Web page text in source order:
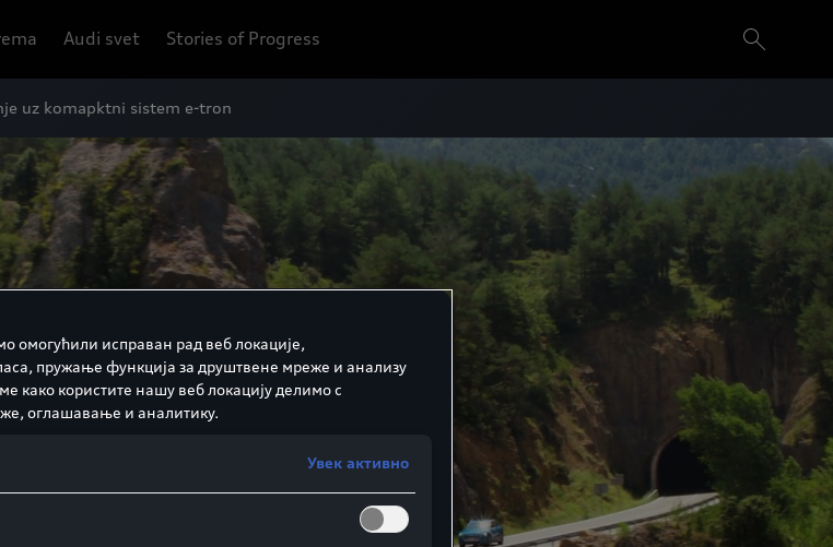
Audi svet Stories of Progress
uz komapktni sistem e-tron
омогућили исправан рад веб локације,
пружање функција за друштвене мреже и анализу
како користите нашу веб локацију делимо с
оглашавање и аналитику.
Увек активно